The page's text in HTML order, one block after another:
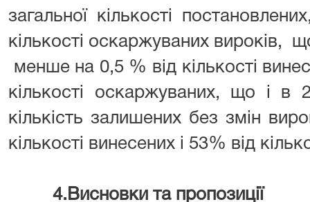
загальної кількості
кількості оскаржуваних вироків,
менше на 0,5 % від кількості
кількості оскаржуваних, що і
кількість залишених без змін
кількості винесених і 53% від
4.Висновки та пропозиції